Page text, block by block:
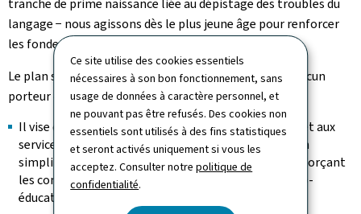
Ce site utilise des cookies essentiels
nécessaires à son bon fonctionnement, sans
usage de données à caractère personnel, et
ne pouvant pas être refusés. Des cookies non
essentiels sont utilisés à des fins statistiques
et seront activés uniquement si vous les
acceptez. Consulter notrepolitique de
confidentialité.
tranche de prime naissance liée au dépistage des troubles du
langage − nous agissons dès le plus jeune âge pour renforcer
les fondements d'une société plus équitable."
Le plan s'articule autour de huit axes stratégiques, chacun
porteur d'objectifs concrets:
Il vise d'abord à garantir un accès effectif aux droits et aux
services sociaux, en luttant contre le non-recours, en
simplifiant les démarches administratives et en renforçant
les compétences des professionnels du secteur socio-
éducatif.